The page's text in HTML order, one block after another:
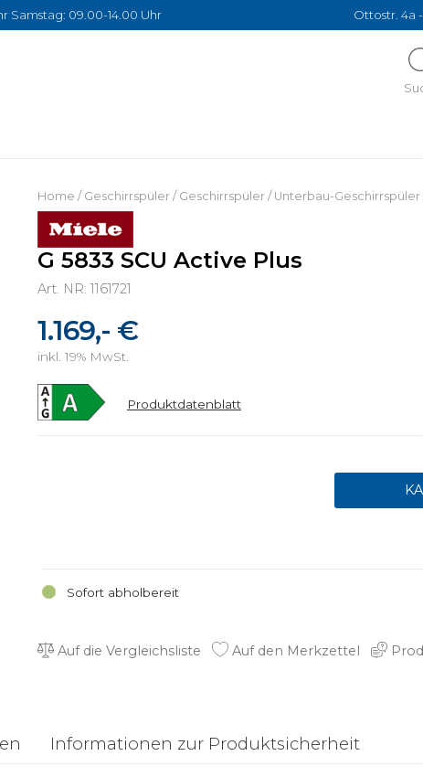
Samstag: 09.00-14.00 Uhr Ottostr. 4a
Home / Geschirrspüler / Geschirrspüler / Unterbau-Geschirrspüler
G 5833 SCU Active Plus
Art. NR: 1161721
1.169,- €
inkl. 19% MwSt.
Produktdatenblatt
Sofort abholbereit
Auf die Vergleichsliste Auf den Merkzettel
Informationen zur Produktsicherheit